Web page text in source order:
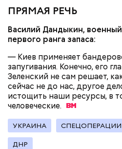
ПРЯМАЯ РЕЧЬ
Василий Дандыкин, военный
первого ранга запаса:
— Киев применяет
запугивания. Конечно, его
Зеленский не сам решает,
сейчас не до нас, другое
истощить наши ресурсы, в
человеческие.
УКРАИНА СПЕЦОПЕРАЦИИ
ДНР
В Международный день
без пары видятся со своими
вечеринки, играют в
это возможно, ведь может
они уже не будут
Ингредиенты: